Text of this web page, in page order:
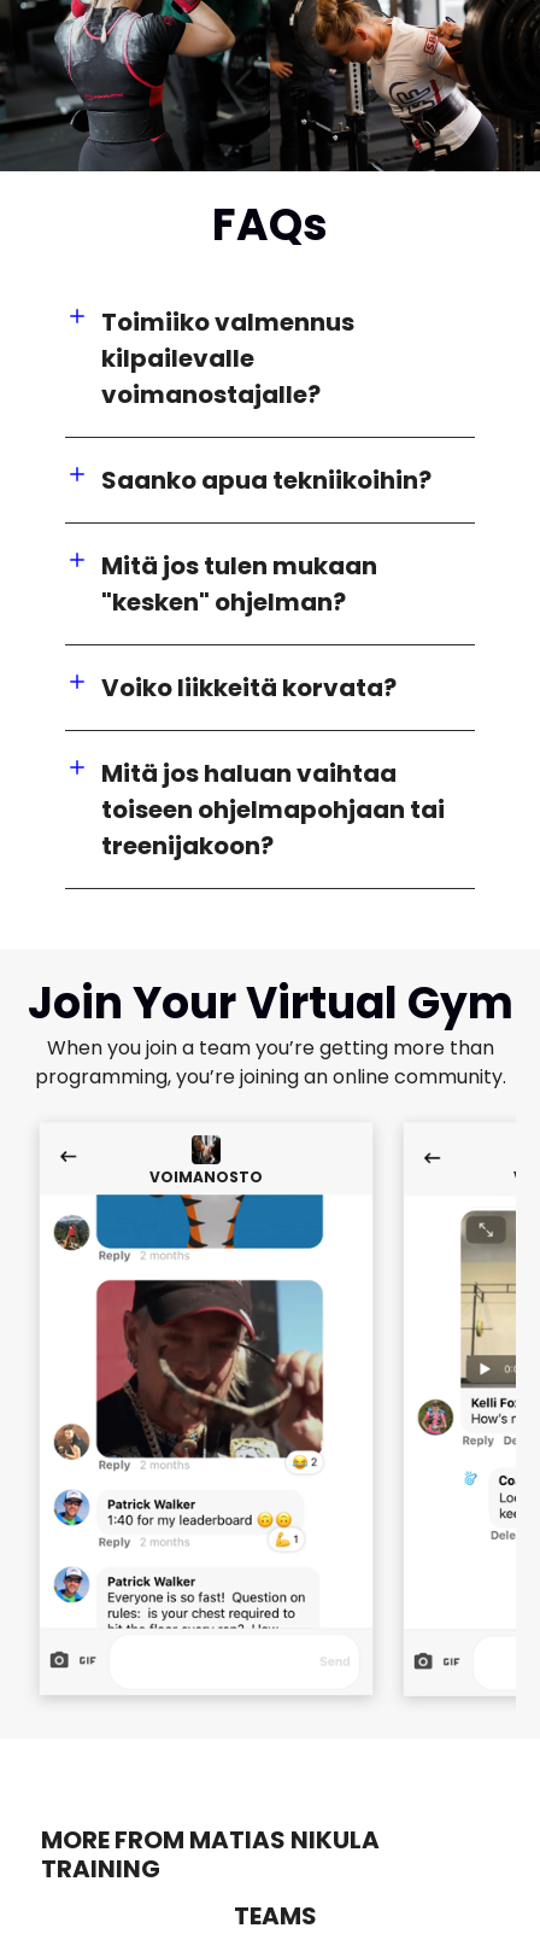
FAQs
Toimiiko valmennus
kilpailevalle
voimanostajalle?
Saanko apua tekniikoihin?
Mitä jos tulen mukaan
"kesken" ohjelman?
Voiko liikkeitä korvata?
Mitä jos haluan vaihtaa
toiseen ohjelmapohjaan tai
treenijakoon?
Join Your Virtual Gym
When you join a team you’re getting more than
programming, you’re joining an online community.
VOIMANOSTO
MORE FROM MATIAS NIKULA
TRAINING
TEAMS